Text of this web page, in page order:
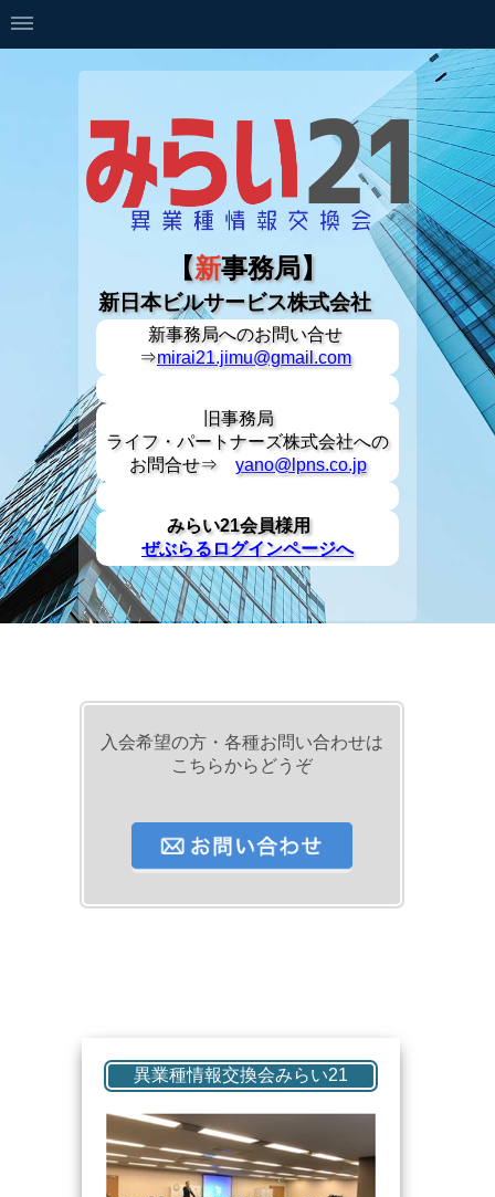
【新事務局】
新日本ビルサービス株式会社
新事務局へのお問い合せ
⇒mirai21.jimu@gmail.com
旧事務局
ライフ・パートナーズ株式会社への
お問合せ⇒ yano@lpns.co.jp
みらい21会員様用
ぜぶらるログインページへ
入会希望の方・各種お問い合わせは
こちらからどうぞ
異業種情報交換会みらい21